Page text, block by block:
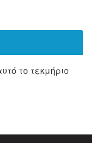
το τεκμήριο